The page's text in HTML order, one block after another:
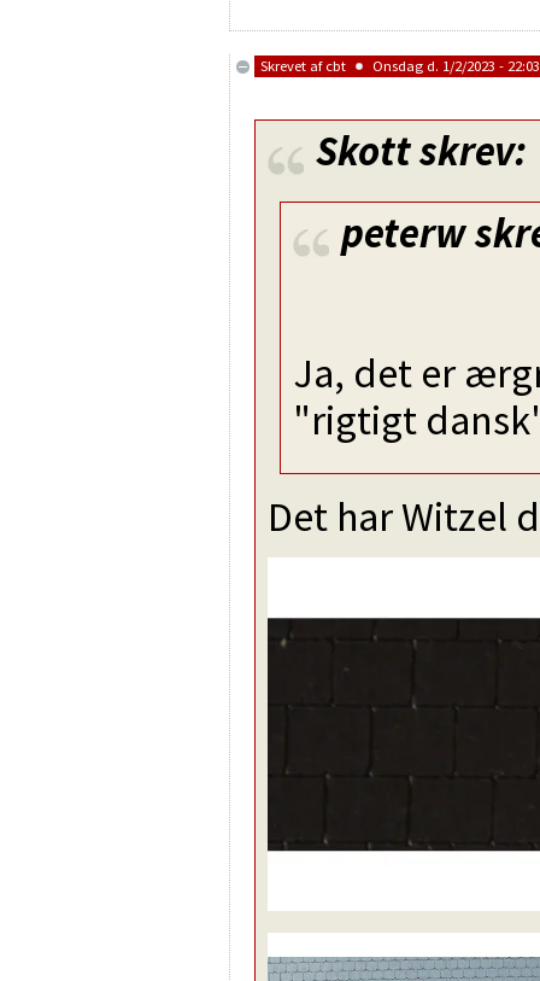
Skrevet af cbt Onsdag d. 1/2/2023 - 22:03
Skottskrev:
peterw
Ja, det er
"rigtigt
Det har Witzel